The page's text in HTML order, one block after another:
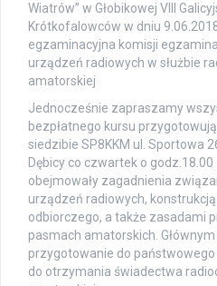
Wiatrów” w Głobikowej VIII
Krótkofalowców w dniu
egzaminacyjna komisji
urządzeń radiowych w służbie
amatorskiej
Jednocześnie zapraszamy
bezpłatnego kursu
siedzibie SP8KKM ul. Sportowa
Dębicy co czwartek o
obejmowały zagadnienia
urządzeń radiowych,
odbiorczego, a także zasadami
pasmach amatorskich.
przygotowanie do
do otrzymania świadectwa